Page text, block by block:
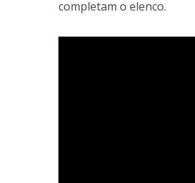
completam o elenco.